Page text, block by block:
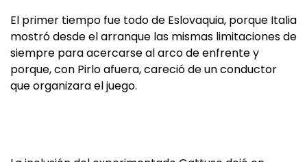
El primer tiempo fue todo de Eslovaquia, porque Italia
mostró desde el arranque las mismas limitaciones de
siempre para acercarse al arco de enfrente y
porque, con Pirlo afuera, careció de un conductor
que organizara el juego.